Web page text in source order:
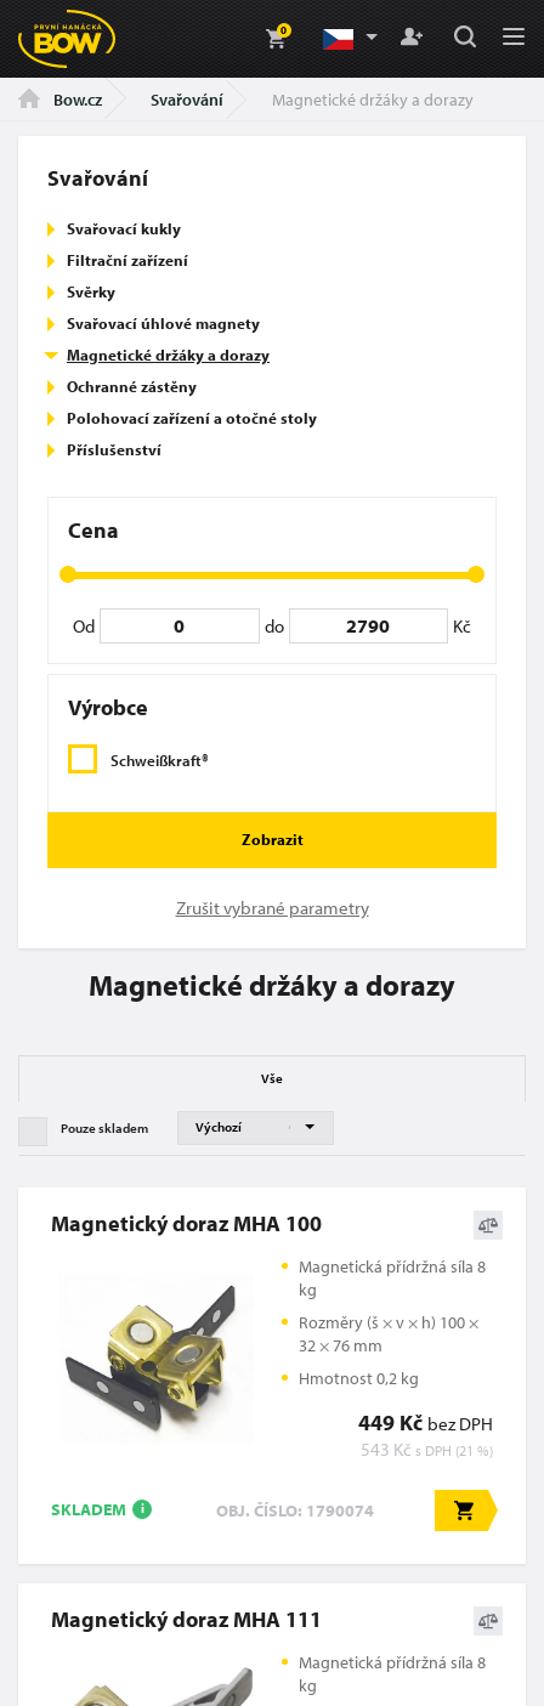
0
Bow.cz Svařování Magnetické držáky a dorazy
Svařování
Svařovací kukly
Filtrační zařízení
Svěrky
Svařovací úhlové magnety
Magnetické držáky a dorazy
Ochranné zástěny
Polohovací zařízení a otočné stoly
Příslušenství
Cena
Od do Kč
Výrobce
Schweißkraft®
Zobrazit
Zrušit vybrané parametry
Magnetické držáky a dorazy
Vše
Pouze skladem
Magnetický doraz MHA 100
Magnetická přídržná síla 8
kg
Rozměry (š × v × h) 100 ×
32 × 76 mm
Hmotnost 0,2 kg
449 Kč bez DPH
543 Kč s DPH (21 %)
SKLADEM i OBJ. ČÍSLO: 1790074
Magnetický doraz MHA 111
Magnetická přídržná síla 8
kg